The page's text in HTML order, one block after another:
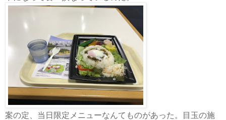
案の定、当日限定メニューなんてものがあった。目玉の施